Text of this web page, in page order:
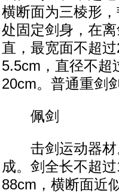
横断面为三棱形
处固定剑身，在
直，最宽面不超
5.5cm，直径不超
20cm。普通重剑
佩剑
击剑运动器材
成。剑全长不超
88cm，横断面近